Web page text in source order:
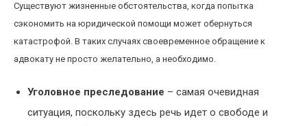
Существуют жизненные обстоятельства, когда попытка
сэкономить на юридической помощи может обернуться
катастрофой. В таких случаях своевременное обращение к
адвокату не просто желательно, а необходимо.
Уголовное преследование – самая очевидная
ситуация, поскольку здесь речь идет о свободе и